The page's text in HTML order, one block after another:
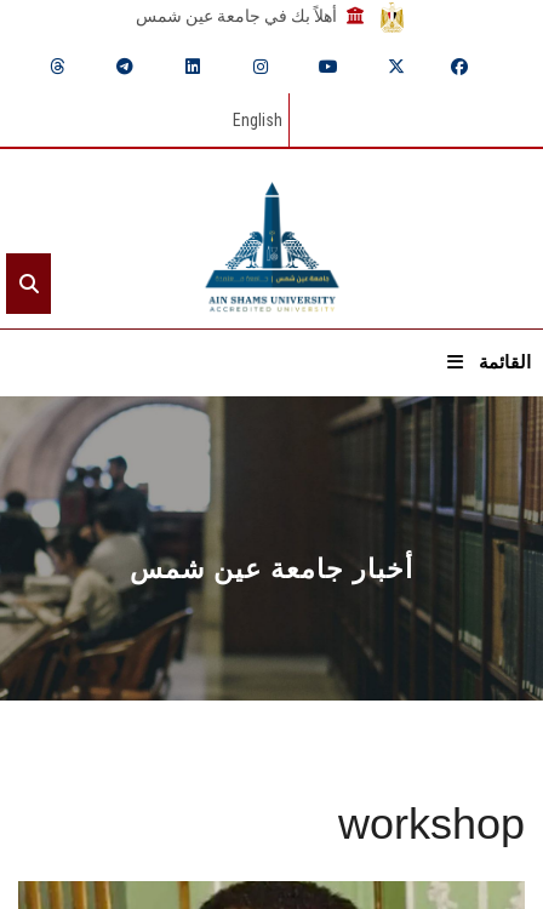
أهلاً بك في جامعة عين شمس
English
القائمة
الرئيسيـة
عن الجامعة
القطاعـات
الشئون الأكاديمية
البحث العلمي
الأنظمة الذكية
أخبار جامعة عين شمس
workshop